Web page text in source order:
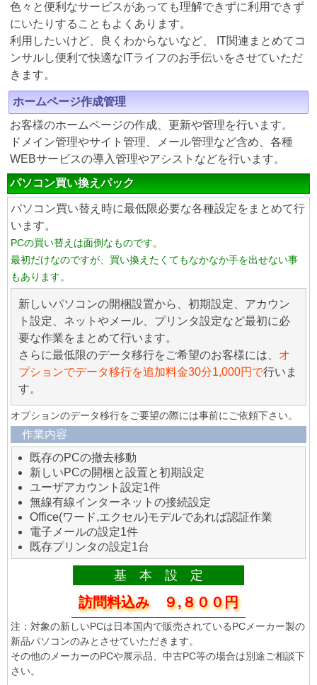
色々と便利なサービスがあっても理解できずに利用できず
にいたりすることもよくあります。
利用したいけど、良くわからないなど、 IT関連まとめてコ
ンサルし便利で快適なITライフのお手伝いをさせていただ
きます。
ホームページ作成管理
お客様のホームページの作成、更新や管理を行います。
ドメイン管理やサイト管理、メール管理など含め、各種
WEBサービスの導入管理やアシストなどを行います。
パソコン買い換えパック
パソコン買い替え時に最低限必要な各種設定をまとめて行
います。
PCの買い替えは面倒なものです。
最初だけなのですが、買い換えたくてもなかなか手を出せない事
もあります。
新しいパソコンの開梱設置から、初期設定、アカウン
ト設定、ネットやメール、プリンタ設定など最初に必
要な作業をまとめて行います。
さらに最低限のデータ移行をご希望のお客様には、 オ
プションでデータ移行を追加料金30分1,000円で行いま
す。
オプションのデータ移行をご要望の際には事前にご依頼下さい。
作業内容
既存のPCの撤去移動
新しいPCの開梱と設置と初期設定
ユーザアカウント設定1件
無線有線インターネットの接続設定
Office(ワード,エクセル)モデルであれば認証作業
電子メールの設定1件
既存プリンタの設定1台
基 本 設 定
訪問料込み ９,８００円
注：対象の新しいPCは日本国内で販売されているPCメーカー製の
新品パソコンのみとさせていただきます。
その他のメーカーのPCや展示品、中古PC等の場合は別途ご相談下
さい。